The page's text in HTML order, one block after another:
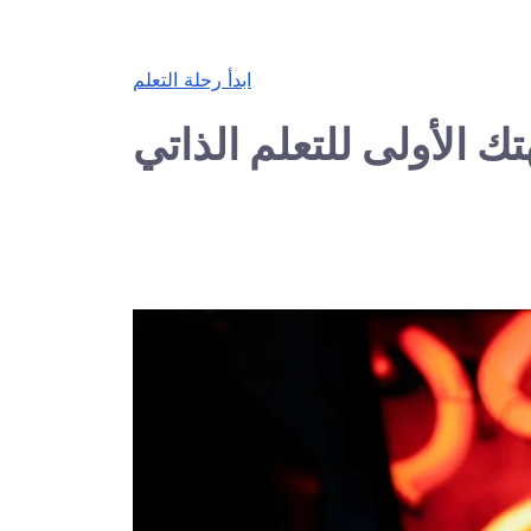
ابدأ رحلة التعلم
الأولى للتعلم الذاتي